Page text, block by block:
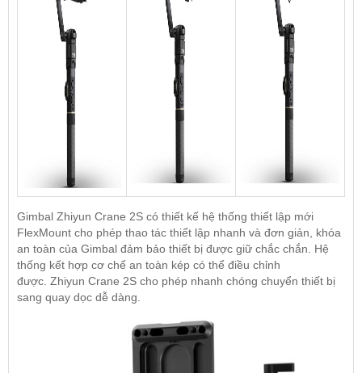
Gimbal Zhiyun Crane 2S có thiết kế hệ thống thiết lập mới
FlexMount cho phép thao tác thiết lập nhanh và đơn giản, khóa
an toàn của Gimbal đảm bảo thiết bị được giữ chắc chắn. Hệ
thống kết hợp cơ chế an toàn kép có thể điều chỉnh
được. Zhiyun Crane 2S cho phép nhanh chóng chuyển thiết bị
sang quay dọc dễ dàng.